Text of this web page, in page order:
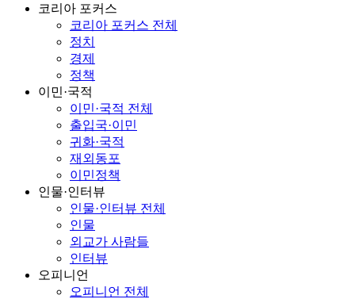
코리아 포커스
코리아 포커스 전체
정치
경제
정책
이민·국적
이민·국적 전체
출입국·이민
귀화·국적
재외동포
이민정책
인물·인터뷰
인물·인터뷰 전체
인물
외교가 사람들
인터뷰
오피니언
오피니언 전체